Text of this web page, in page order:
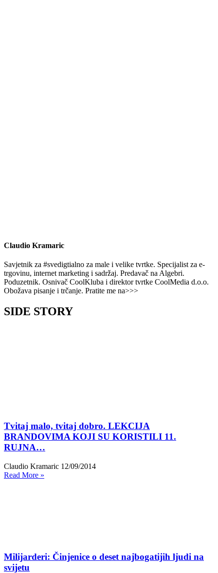
Claudio Kramaric
Savjetnik za #svedigtialno za male i velike tvrtke. Specijalist za e-
trgovinu, internet marketing i sadržaj. Predavač na Algebri.
Poduzetnik. Osnivač CoolKluba i direktor tvrtke CoolMedia d.o.o.
Obožava pisanje i trčanje. Pratite me na>>>
SIDE STORY
Tvitaj malo, tvitaj dobro. LEKCIJA
BRANDOVIMA KOJI SU KORISTILI 11.
RUJNA…
Claudio Kramaric 12/09/2014
Read More »
Milijarderi: Činjenice o deset najbogatijih ljudi na
svijetu